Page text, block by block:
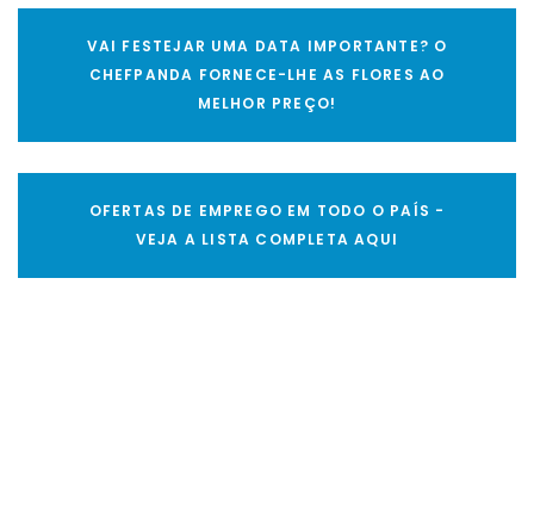
VAI FESTEJAR UMA DATA IMPORTANTE? O
CHEFPANDA FORNECE-LHE AS FLORES AO
MELHOR PREÇO!
OFERTAS DE EMPREGO EM TODO O PAÍS -
VEJA A LISTA COMPLETA AQUI